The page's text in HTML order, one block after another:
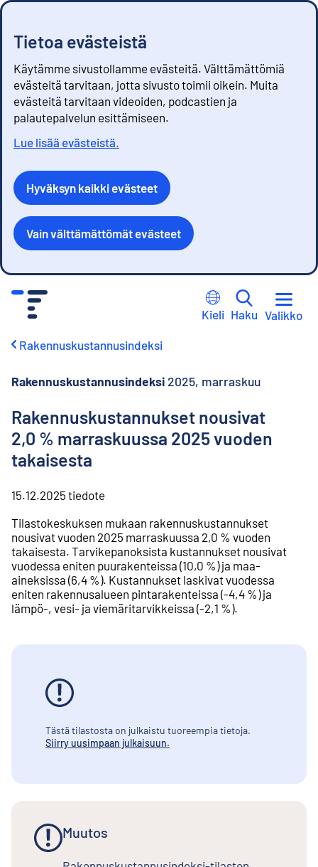
Tietoa evästeistä
Käytämme sivustollamme evästeitä. Välttämättömiä
evästeitä tarvitaan, jotta sivusto toimii oikein. Muita
evästeitä tarvitaan videoiden, podcastien ja
palautepalvelun esittämiseen.
Lue lisää evästeistä.
Hyväksyn kaikki evästeet
Vain välttämättömät evästeet
Kieli Haku Valikko
Rakennuskustannusindeksi
Rakennuskustannusindeksi 2025, marraskuu
Rakennuskustannukset nousivat
2,0 % marraskuussa 2025 vuoden
takaisesta
15.12.2025 tiedote
Tilastokeskuksen mukaan rakennuskustannukset
nousivat vuoden 2025 marraskuussa 2,0 % vuoden
takaisesta. Tarvikepanoksista kustannukset nousivat
vuodessa eniten puurakenteissa (10,0 %) ja maa-
aineksissa (6,4 %). Kustannukset laskivat vuodessa
eniten rakennusalueen pintarakenteissa (-4,4 %) ja
lämpö-, vesi- ja viemäritarvikkeissa (-2,1 %).
Tästä tilastosta on julkaistu tuoreempia tietoja.
Siirry uusimpaan julkaisuun.
Muutos